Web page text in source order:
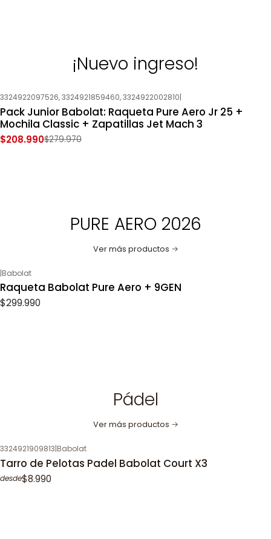
¡Nuevo ingreso!
-25% OFF
Nuevo
3324922097526, 3324921859460, 3324922002810|
Pack Junior Babolat: Raqueta Pure Aero Jr 25 +
Mochila Classic + Zapatillas Jet Mach 3
$208.990$279.970
PURE AERO 2026
Ver más productos
|Babolat
Raqueta Babolat Pure Aero + 9GEN
$299.990
Pádel
Ver más productos
3324921909813|Babolat
Tarro de Pelotas Padel Babolat Court X3
desde$8.990